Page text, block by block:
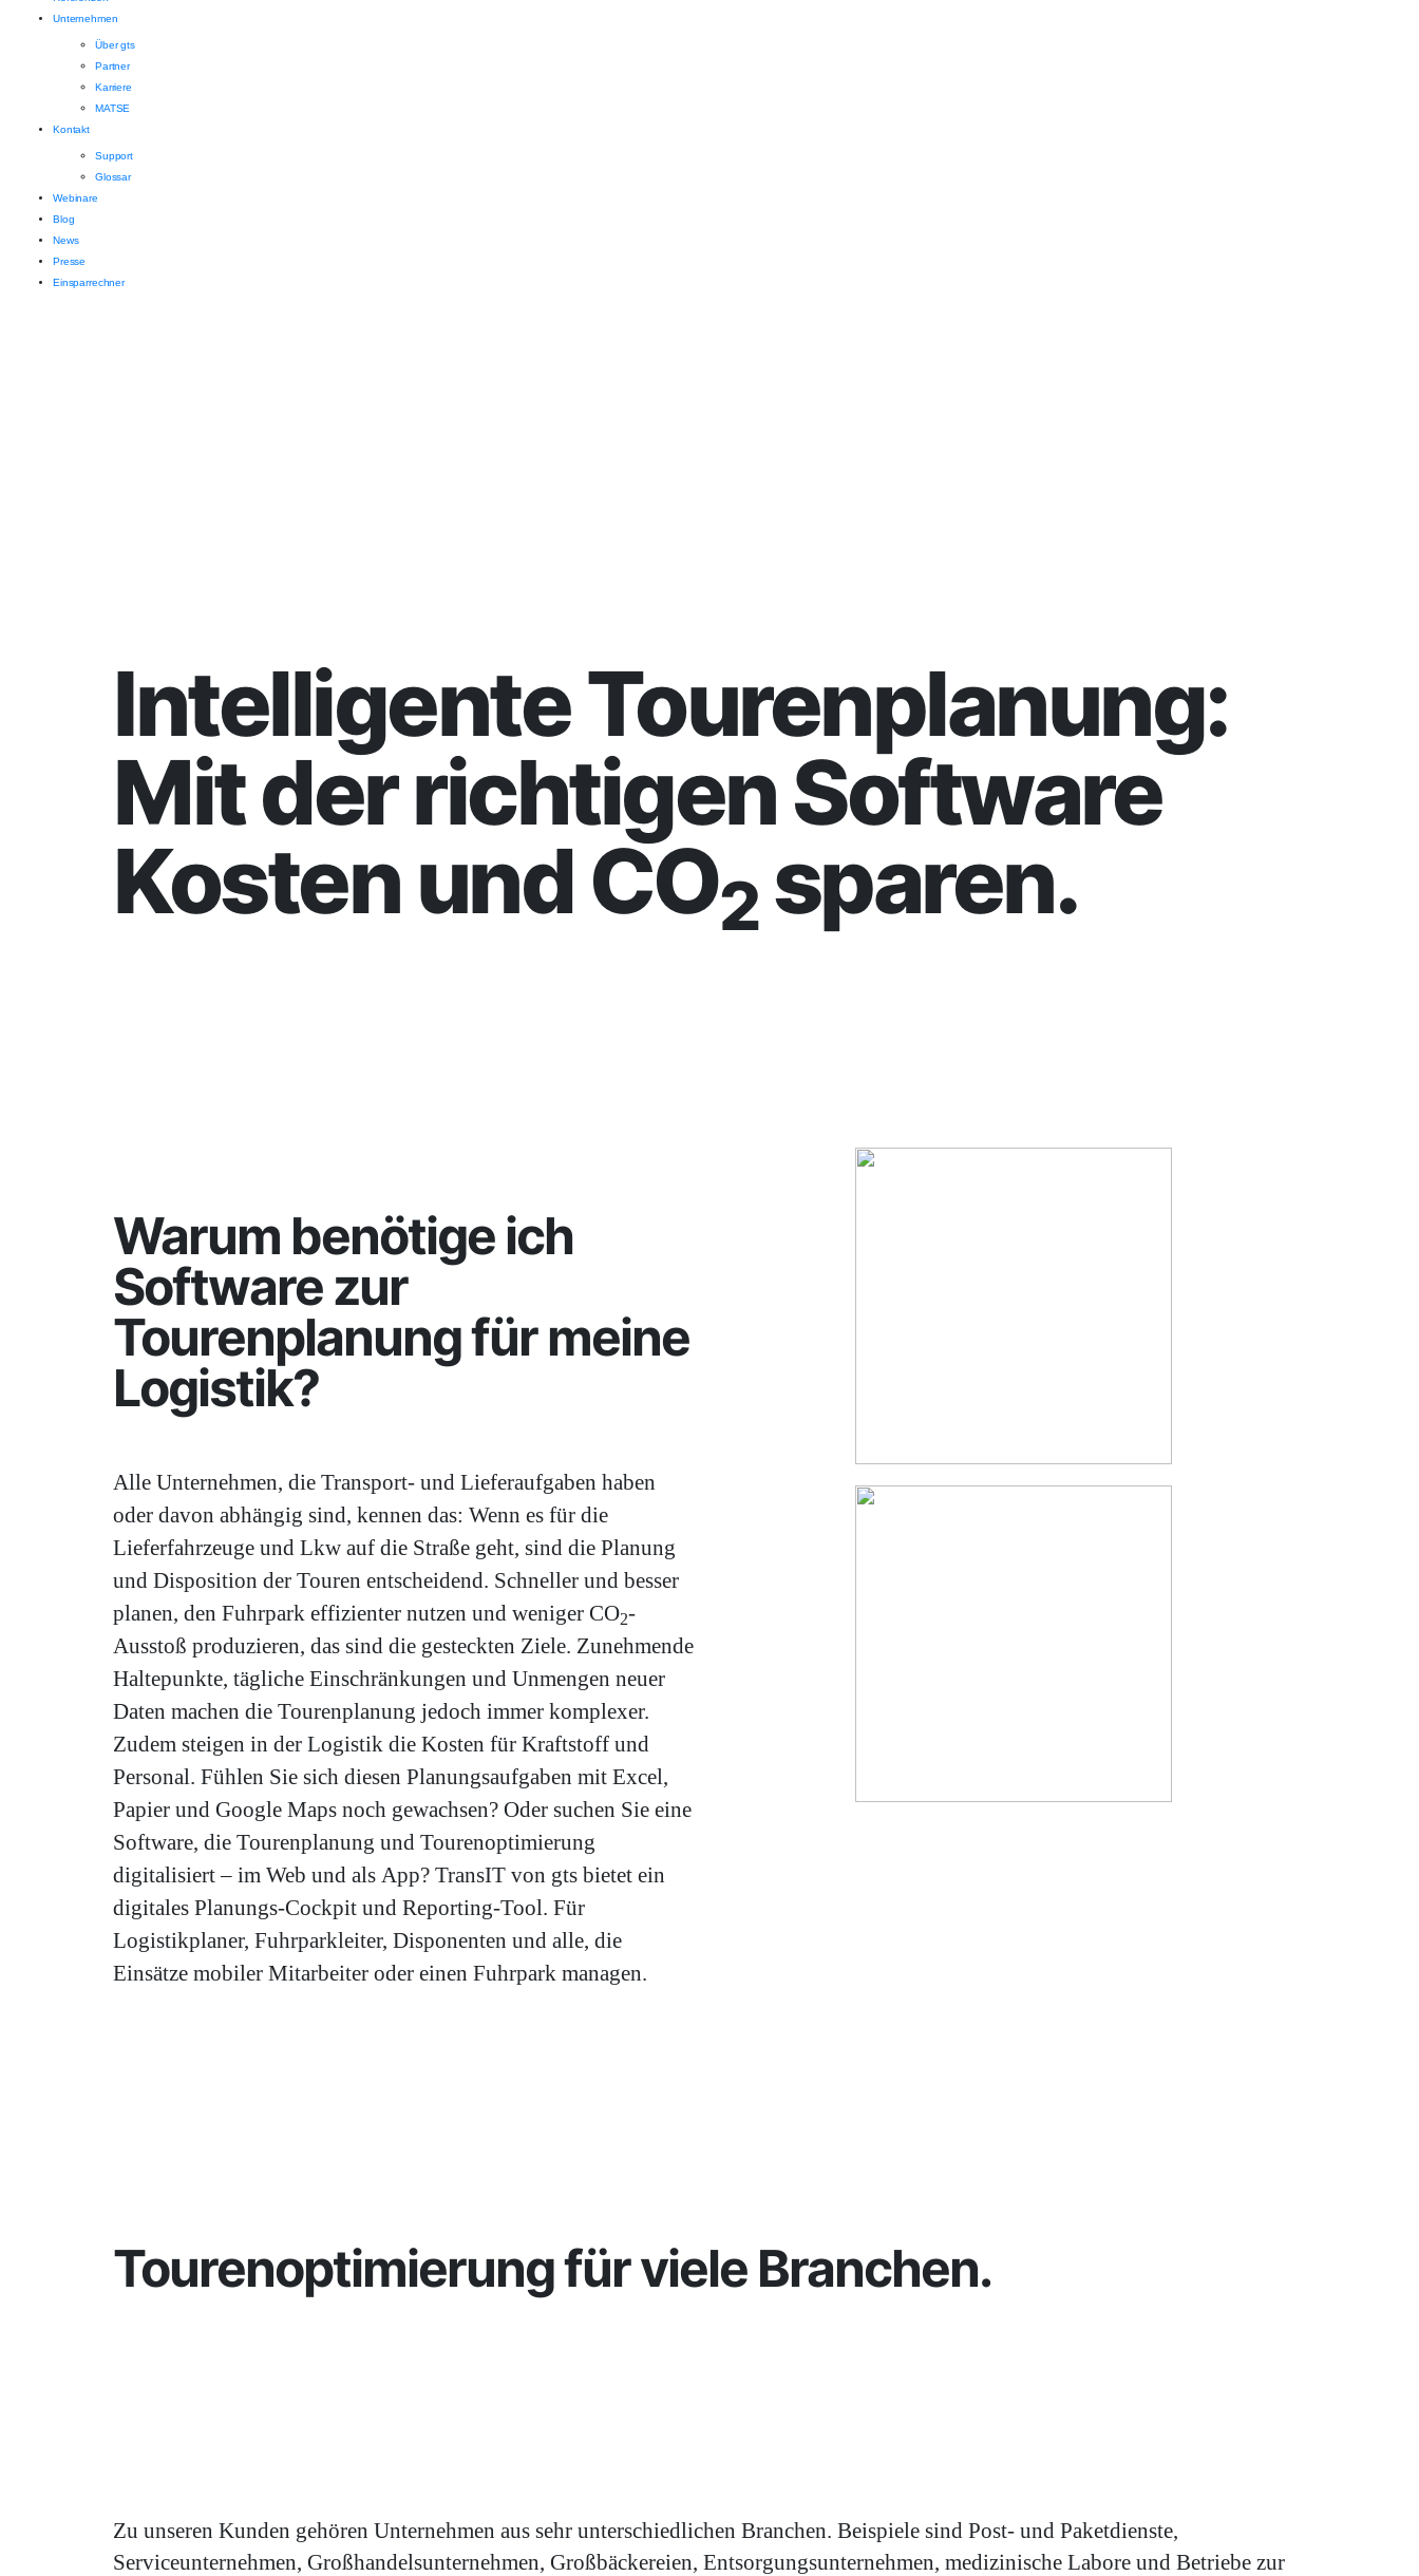
Unternehmen
Über gts
Partner
Karriere
MATSE
Kontakt
Support
Glossar
Webinare
Blog
News
Presse
Einsparrechner
Intelligente Tourenplanung:
Mit der richtigen Software
Kosten und CO2sparen.
Warum benötige ich
Software zur
Tourenplanung für meine
Logistik?
Alle Unternehmen, die Transport- und Lieferaufgaben haben
oder davon abhängig sind, kennen das: Wenn es für die
Lieferfahrzeuge und Lkw auf die Straße geht, sind die Planung
und Disposition der Touren entscheidend. Schneller und besser
planen, den Fuhrpark effizienter nutzen und weniger CO2-
Ausstoß produzieren, das sind die gesteckten Ziele. Zunehmende
Haltepunkte, tägliche Einschränkungen und Unmengen neuer
Daten machen die Tourenplanung jedoch immer komplexer.
Zudem steigen in der Logistik die Kosten für Kraftstoff und
Personal. Fühlen Sie sich diesen Planungsaufgaben mit Excel,
Papier und Google Maps noch gewachsen? Oder suchen Sie eine
Software, die Tourenplanung und Tourenoptimierung
digitalisiert – im Web und als App? TransIT von gts bietet ein
digitales Planungs-Cockpit und Reporting-Tool. Für
Logistikplaner, Fuhrparkleiter, Disponenten und alle, die
Einsätze mobiler Mitarbeiter oder einen Fuhrpark managen.
Tourenoptimierung für viele Branchen.
Zu unseren Kunden gehören Unternehmen aus sehr unterschiedlichen Branchen. Beispiele sind Post- und Paketdienste,
Serviceunternehmen, Großhandelsunternehmen, Großbäckereien, Entsorgungsunternehmen, medizinische Labore und Betriebe zur